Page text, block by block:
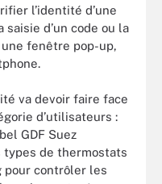
l’identité d’une
d’un code ou la
fenêtre pop-up,
va devoir faire face
d’utilisateurs :
GDF Suez
de thermostats
pour contrôler les